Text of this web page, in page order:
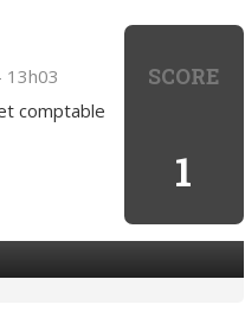
SCORE
1
13h03
comptable